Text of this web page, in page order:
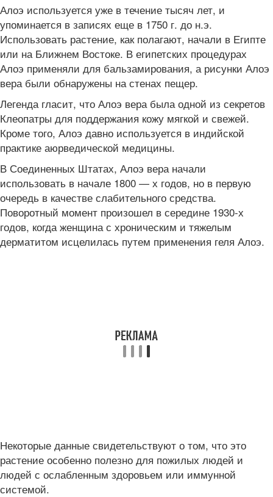
Алоэ используется уже в течение тысяч лет, и
упоминается в записях еще в 1750 г. до н.э.
Использовать растение, как полагают, начали в Египте
или на Ближнем Востоке. В египетских процедурах
Алоэ применяли для бальзамирования, а рисунки Алоэ
вера были обнаружены на стенах пещер.
Легенда гласит, что Алоэ вера была одной из секретов
Клеопатры для поддержания кожу мягкой и свежей.
Кроме того, Алоэ давно используется в индийской
практике аюрведической медицины.
В Соединенных Штатах, Алоэ вера начали
использовать в начале 1800 — х годов, но в первую
очередь в качестве слабительного средства.
Поворотный момент произошел в середине 1930-х
годов, когда женщина с хроническим и тяжелым
дерматитом исцелилась путем применения геля Алоэ.
Некоторые данные свидетельствуют о том, что это
растение особенно полезно для пожилых людей и
людей с ослабленным здоровьем или иммунной
системой.